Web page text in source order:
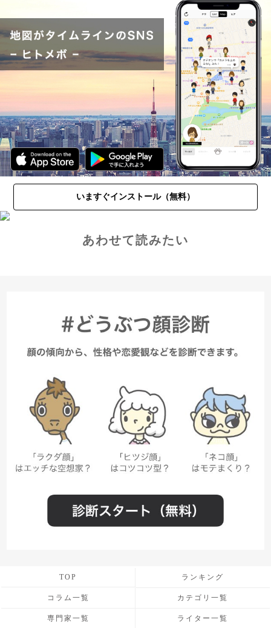
いますぐインストール（無料）
あわせて読みたい
TOP ランキング
コラム一覧 カテゴリ一覧
専門家一覧 ライター一覧